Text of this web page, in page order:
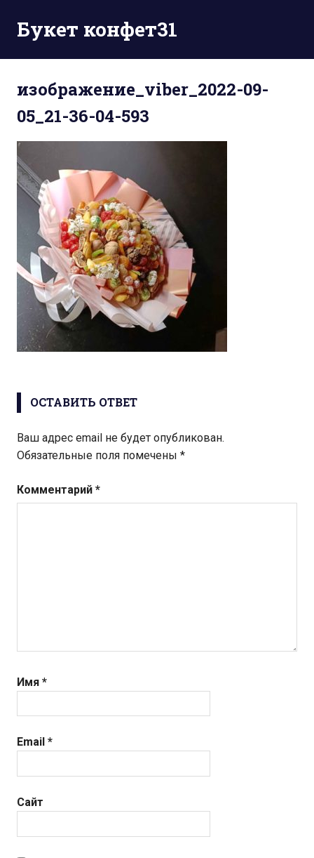
содержимому
Букет конфет31
изображение_viber_2022-09-
05_21-36-04-593
ОСТАВИТЬ ОТВЕТ
Ваш адрес email не будет опубликован.
Обязательные поля помечены *
Комментарий *
Имя *
Email *
Сайт